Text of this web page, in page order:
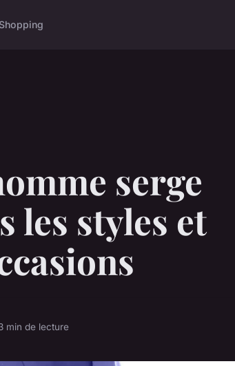
serge
les styles et
min de lecture